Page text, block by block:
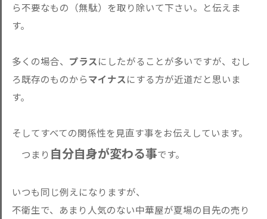
ら不要なもの（無駄）を取り除いて下さい。と伝えま
す。
多くの場合、 プラスにしたがることが多いですが、むし
ろ既存のものからマイナスにする方が近道だと思いま
す。
そしてすべての関係性を見直す事をお伝えしています。
つまり 自分自身が変わる事です。
いつも同じ例えになりますが、
不衛生で、あまり人気のない中華屋が夏場の目先の売り